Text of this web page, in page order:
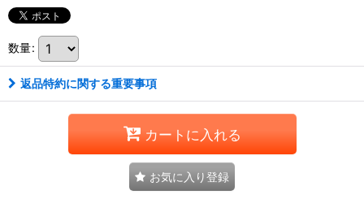
数量:
返品特約に関する重要事項
カートに入れる
お気に入り登録